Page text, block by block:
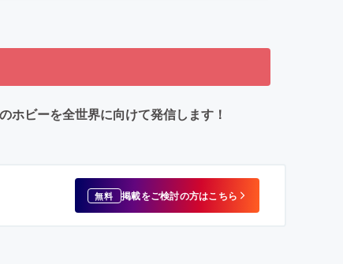
ホビーを全世界に向けて発信します！
無料 掲載をご検討の方はこちら